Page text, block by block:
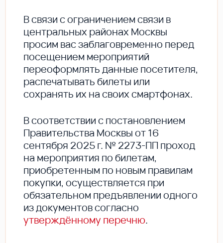
В cвязи с ограничением связи в
центральных районах Москвы
просим вас заблаговременно перед
посещением мероприятий
переоформлять данные посетителя,
распечатывать билеты или
сохранять их на своих смартфонах.
В соответствии с постановлением
Правительства Москвы от 16
сентября 2025 г. № 2273-ПП проход
на мероприятия по билетам,
приобретенным по новым правилам
покупки, осуществляется при
обязательном предъявлении одного
из документов согласно
утверждённому перечню.